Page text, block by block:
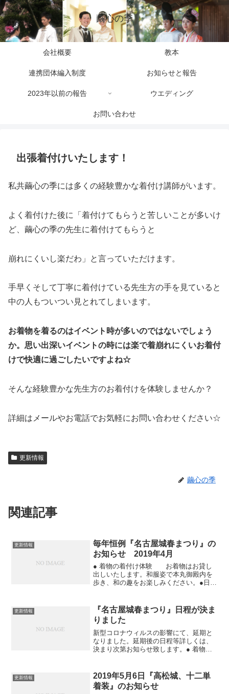
繭心の季
会社概要 教本
連携団体編入制度 お知らせと報告
2023年以前の報告 ウエディング
お問い合わせ
出張着付けいたします！
私共繭心の季には多くの経験豊かな着付け講師がいます。
よく着付けた後に「着付けてもらうと苦しいことが多いけ
ど、繭心の季の先生に着付けてもらうと
崩れにくいし楽だわ」と言っていただけます。
手早くそして丁寧に着付けている先生方の手を見ていると
中の人もついつい見とれてしまいます。
お着物を着るのはイベント時が多いのではないでしょう
か。思い出深いイベントの時には楽で着崩れにくいお着付
けで快適に過ごしたいですよね☆
そんな経験豊かな先生方のお着付けを体験しませんか？
詳細はメールやお電話でお気軽にお問い合わせください☆
更新情報
繭心の季
関連記事
更新情報
毎年恒例『名古屋城春まつり』の
お知らせ 2019年4月
● 着物の着付け体験 お着物はお貸し
出しいたします。和服姿で本丸御殿内を
歩き、和の趣をお楽しみください。●日時
古屋城、毎年春恒例の十...
更新情報
『名古屋城春まつり』日程が決ま
りました
新型コロナウィルスの影響にて、延期と
なりました。延期後の日程等詳しくは、
決まり次第お知らせ致します。● 着物の
城、毎年春恒例の十二単体験を本丸御殿
孔雀の間で...
更新情報
2019年5月6日『高松城、十二単
着装』のお知らせ